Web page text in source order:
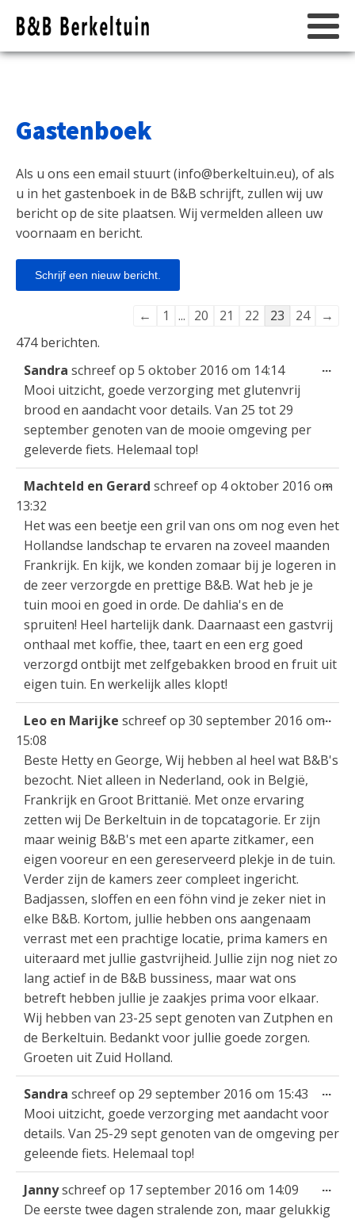
Gastenboek
Als u ons een email stuurt (info@berkeltuin.eu), of als
u in het gastenboek in de B&B schrijft, zullen wij uw
bericht op de site plaatsen. Wij vermelden alleen uw
voornaam en bericht.
Navigatie
gastenboek-
lijst
← 1 ... 20 21 22 23 24
→
474 berichten.
Sandra schreef op 5 oktober 2016 om 14:14
Mooi uitzicht, goede verzorging met glutenvrij
brood en aandacht voor details. Van 25 tot 29
september genoten van de mooie omgeving per
geleverde fiets. Helemaal top!
...
Machteld en Gerard schreef op 4 oktober 2016 om
13:32
Het was een beetje een gril van ons om nog even het
Hollandse landschap te ervaren na zoveel maanden
Frankrijk. En kijk, we konden zomaar bij je logeren in
de zeer verzorgde en prettige B&B. Wat heb je je
tuin mooi en goed in orde. De dahlia's en de
spruiten! Heel hartelijk dank. Daarnaast een gastvrij
onthaal met koffie, thee, taart en een erg goed
verzorgd ontbijt met zelfgebakken brood en fruit uit
eigen tuin. En werkelijk alles klopt!
...
Leo en Marijke schreef op 30 september 2016 om
15:08
Beste Hetty en George, Wij hebben al heel wat B&B's
bezocht. Niet alleen in Nederland, ook in België,
Frankrijk en Groot Brittanië. Met onze ervaring
zetten wij De Berkeltuin in de topcatagorie. Er zijn
maar weinig B&B's met een aparte zitkamer, een
eigen vooreur en een gereserveerd plekje in de tuin.
Verder zijn de kamers zeer compleet ingericht.
Badjassen, sloffen en een föhn vind je zeker niet in
elke B&B. Kortom, jullie hebben ons aangenaam
verrast met een prachtige locatie, prima kamers en
uiteraard met jullie gastvrijheid. Jullie zijn nog niet zo
lang actief in de B&B bussiness, maar wat ons
betreft hebben jullie je zaakjes prima voor elkaar.
Wij hebben van 23-25 sept genoten van Zutphen en
de Berkeltuin. Bedankt voor jullie goede zorgen.
Groeten uit Zuid Holland.
...
Sandra schreef op 29 september 2016 om 15:43
Mooi uitzicht, goede verzorging met aandacht voor
details. Van 25-29 sept genoten van de omgeving per
geleende fiets. Helemaal top!
...
Jannyschreef op 17 september 2016 om 14:09
De eerste twee dagen stralende zon, maar gelukkig
...